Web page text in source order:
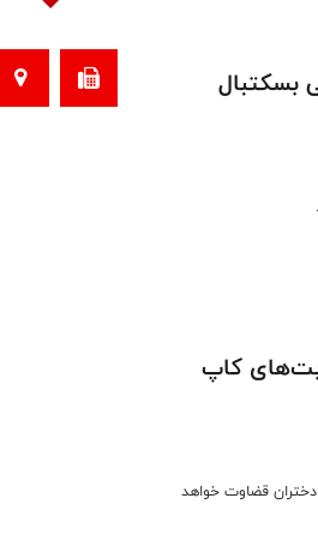
بسکتبال
کاپ
کشورمان در رقابت‌های کاپ آسیا زیر ۱۸ سال دختران قضاوت خواهد